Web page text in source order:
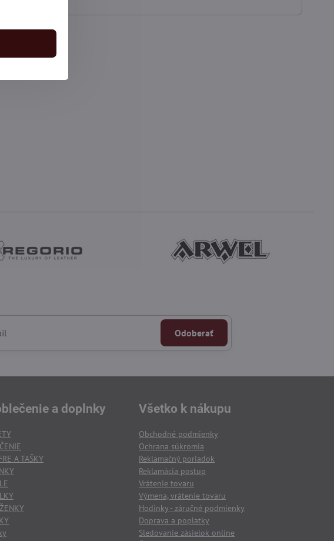
Odoberať
a doplnky
A TAŠKY
Všetko k nákupu
Obchodné podmienky
Ochrana súkromia
Reklamačný poriadok
Reklamácia postup
Vrátenie tovaru
Výmena, vrátenie tovaru
Hodinky - záručné podmienky
Doprava a poplatky
Sledovanie zásielok online